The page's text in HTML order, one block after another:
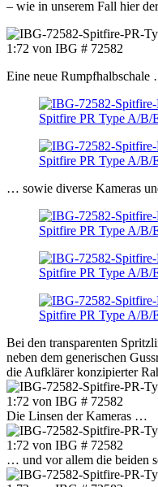
– wie in unserem Fall hier
Eine neue Rumpfhalbschale
… sowie diverse Kameras
Bei den transparenten
neben dem generischen
die Aufklärer konzipierter
Die Linsen der Kameras …
… und vor allem die beiden